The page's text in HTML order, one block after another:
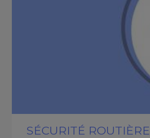
SÉCURITÉ ROUTIÈRE